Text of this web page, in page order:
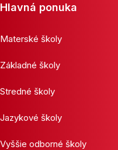
Hlavná ponuka
Materské školy
Základné školy
Stredné školy
Jazykové školy
Vyššie odborné školy